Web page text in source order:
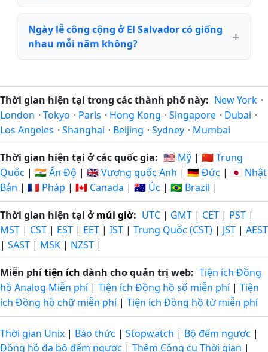
Ngày lễ công cộng ở El Salvador có giống
nhau mỗi năm không?
Thời gian hiện tại trong các thành phố này: New York ·
London · Tokyo · Paris · Hong Kong · Singapore · Dubai ·
Los Angeles · Shanghai · Beijing · Sydney · Mumbai
Thời gian hiện tại ở các quốc gia: 🇺🇸 Mỹ | 🇨🇳 Trung
Quốc | 🇮🇳 Ấn Độ | 🇬🇧 Vương quốc Anh | 🇩🇪 Đức | 🇯🇵 Nhật
Bản | 🇫🇷 Pháp | 🇨🇦 Canada | 🇦🇺 Úc | 🇧🇷 Brazil |
Thời gian hiện tại ởmúi giờ: UTC | GMT | CET | PST |
MST | CST | EST | EET | IST | Trung Quốc (CST) | JST | AEST
| SAST | MSK | NZST |
Miễn phítiện ích dành cho quản trị web: Tiện ích Đồng
hồ Analog Miễn phí| Tiện ích Đồng hồ số miễn phí| Tiện
ích Đồng hồ chữ miễn phí| Tiện ích Đồng hồ từ miễn phí
Thời gian Unix | Báo thức | Stopwatch | Bộ đếm ngược |
Đồng hồ đa bộ đếm ngược | Thêm Công cụ Thời gian |